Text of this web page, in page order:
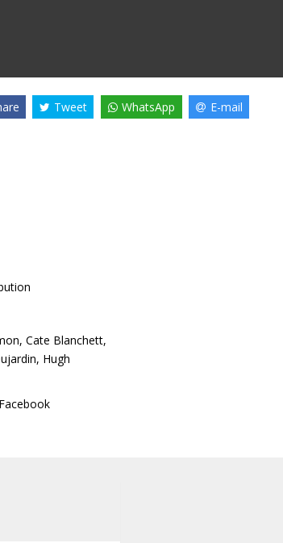
Tweet WhatsApp E-mail
, Cate Blanchett,
, Hugh
Facebook